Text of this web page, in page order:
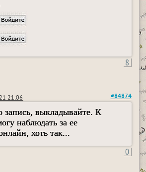
8
21:06 #84874
запись, выкладывайте. К
наблюдать за ее
хоть так...
0